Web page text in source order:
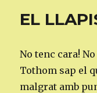
EL
No tenc cara!
Tothom sap el
malgrat amb